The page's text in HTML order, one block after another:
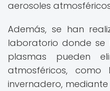
aerosoles
Además, se han
laboratorio donde
plasmas pueden
atmosféricos,
invernadero,